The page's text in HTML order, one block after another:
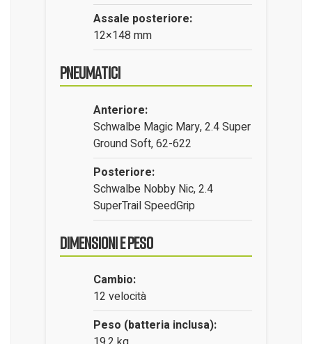
Assale posteriore:
12×148 mm
Pneumatici
Anteriore:
Schwalbe Magic Mary, 2.4 Super
Ground Soft, 62-622
Posteriore:
Schwalbe Nobby Nic, 2.4
SuperTrail SpeedGrip
Dimensioni e Peso
Cambio:
12 velocità
Peso (batteria inclusa):